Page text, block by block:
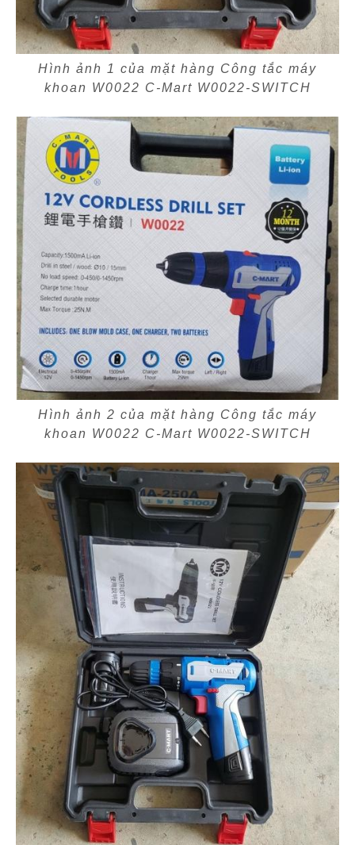
Hình ảnh 1 của mặt hàng Công tắc máy
khoan W0022 C-Mart W0022-SWITCH
Hình ảnh 2 của mặt hàng Công tắc máy
khoan W0022 C-Mart W0022-SWITCH